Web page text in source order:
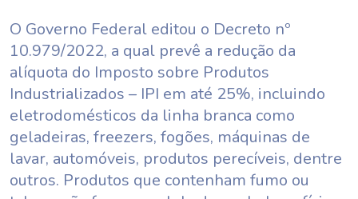
O Governo Federal editou o Decreto nº
10.979/2022, a qual prevê a redução da
alíquota do Imposto sobre Produtos
Industrializados – IPI em até 25%, incluindo
eletrodomésticos da linha branca como
geladeiras, freezers, fogões, máquinas de
lavar, automóveis, produtos perecíveis, dentre
outros. Produtos que contenham fumo ou